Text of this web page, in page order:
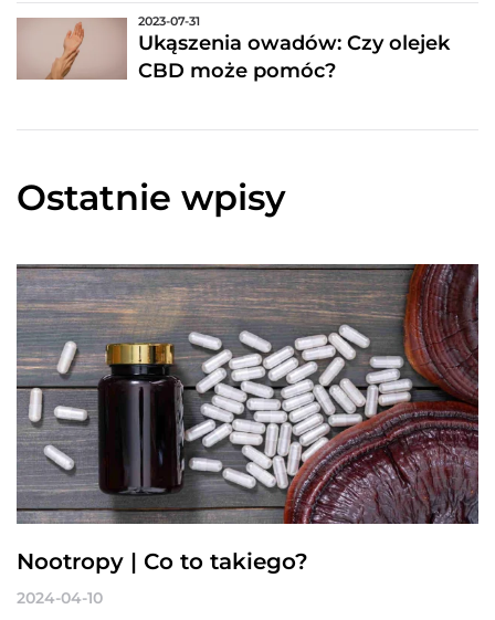
2023-07-31
Ukąszenia owadów: Czy olejek
CBD może pomóc?
Ostatnie wpisy
Nootropy | Co to takiego?
2024-04-10